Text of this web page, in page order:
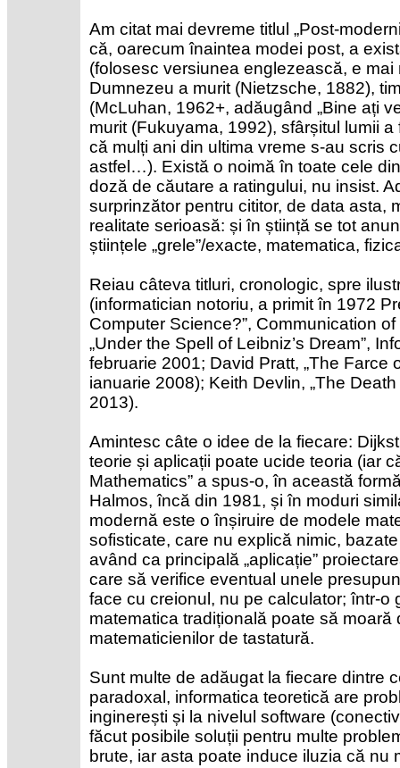
Am citat mai devreme titlul „Post-
că, oarecum înaintea modei post, a
(folosesc versiunea englezească, e
Dumnezeu a murit (Nietzsche, 1882),
(McLuhan, 1962+, adăugând „Bine ați
murit (Fukuyama, 1992), sfârșitul lumii
că mulți ani din ultima vreme s-au scris
astfel…). Există o noimă în toate cele
doză de căutare a ratingului, nu insist.
surprinzător pentru cititor, de data asta,
realitate serioasă: și în știință se tot
științele „grele”/exacte, matematica,
Reiau câteva titluri, cronologic, spre
(informatician notoriu, a primit în 1972
Computer Science?”, Communication
„Under the Spell of Leibniz’s Dream”,
februarie 2001; David Pratt, „The Farce
ianuarie 2008); Keith Devlin, „The
2013).
Amintesc câte o idee de la fiecare:
teorie și aplicații poate ucide teoria (iar
Mathematics” a spus-o, în această
Halmos, încă din 1981, și în moduri
modernă este o înșiruire de modele
sofisticate, care nu explică nimic,
având ca principală „aplicație”
care să verifice eventual unele
face cu creionul, nu pe calculator; într-o
matematica tradițională poate să
matematicienilor de tastatură.
Sunt multe de adăugat la fiecare dintre
paradoxal, informatica teoretică are
inginerești și la nivelul software
făcut posibile soluții pentru multe
brute, iar asta poate induce iluzia că nu